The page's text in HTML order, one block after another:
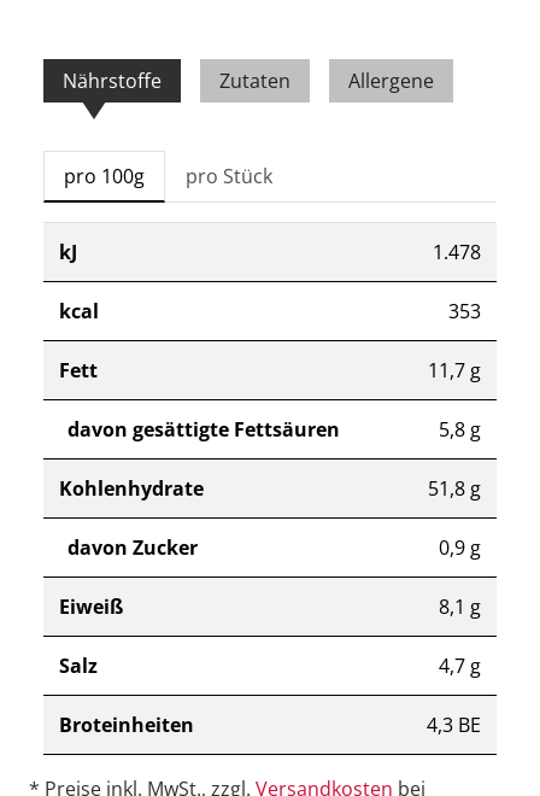
Nährstoffe Zutaten Allergene
pro 100g pro Stück
kJ 1.478
kcal 353
Fett 11,7 g
davon gesättigte Fettsäuren 5,8 g
Kohlenhydrate 51,8 g
davon Zucker 0,9 g
Eiweiß 8,1 g
Salz 4,7 g
Broteinheiten 4,3 BE
* Preise inkl. MwSt., zzgl. Versandkosten bei